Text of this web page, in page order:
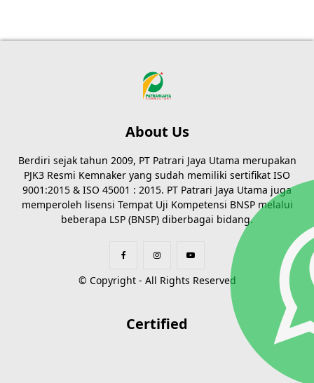
About Us
Berdiri sejak tahun 2009, PT Patrari Jaya Utama merupakan
PJK3 Resmi Kemnaker yang sudah memiliki sertifikat ISO
9001:2015 & ISO 45001 : 2015. PT Patrari Jaya Utama juga
memperoleh lisensi Tempat Uji Kompetensi BNSP melalui
beberapa LSP (BNSP) diberbagai bidang.
© Copyright - All Rights Reserved
Certified